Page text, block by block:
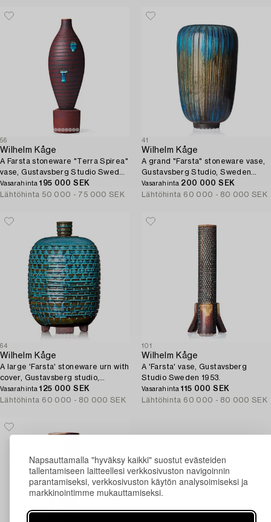
Napsauttamalla "hyväksy kaikki" suostut evästeiden
tallentamiseen laitteellesi verkkosivuston navigoinnin
parantamiseksi, verkkosivuston käytön analysoimiseksi ja
markkinointimme mukauttamiseksi.
56
Wilhelm Kåge
A Farsta stoneware "Terra Spirea"
vase, Gustavsberg Studio Sweden
1956.
Vasarahinta195 000 SEK
Lähtöhinta 50 000 - 75 000 SEK
41
Wilhelm Kåge
A grand "Farsta" stoneware vase,
Gustavsberg Studio, Sweden
1950s.
Vasarahinta 200 000 SEK
Lähtöhinta 60 000 - 80 000 SEK
64
Wilhelm Kåge
A large 'Farsta' stoneware urn with
cover, Gustavsberg studio,
Sweden 1960.
Vasarahinta125 000 SEK
Lähtöhinta 60 000 - 80 000 SEK
101
Wilhelm Kåge
A 'Farsta' vase, Gustavsberg
Studio Sweden 1953.
Vasarahinta115 000 SEK
Lähtöhinta 60 000 - 80 000 SEK